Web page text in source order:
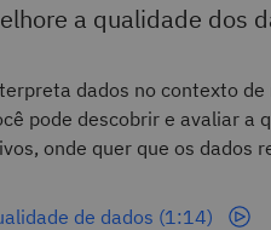
a qualidade dos
dados no contexto de
pode descobrir e avaliar a
onde quer que os dados
de dados (1:14)